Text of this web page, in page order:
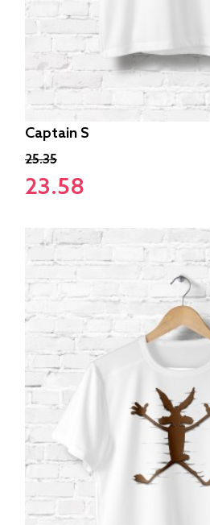
Captain S
25.35
23.58